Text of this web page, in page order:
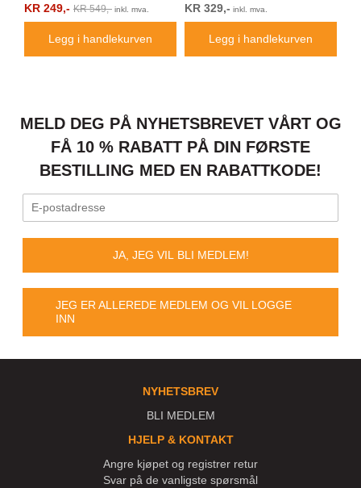
KR 249,- KR 549,- inkl. mva.
Legg i handlekurven
KR 329,- inkl. mva.
Legg i handlekurven
MELD DEG PÅ NYHETSBREVET VÅRT OG
FÅ 10 % RABATT PÅ DIN FØRSTE
BESTILLING MED EN RABATTKODE!
JA, JEG VIL BLI MEDLEM!
JEG ER ALLEREDE MEDLEM OG VIL LOGGE
INN
NYHETSBREV
BLI MEDLEM
HJELP & KONTAKT
Angre kjøpet og registrer retur
Svar på de vanligste spørsmål